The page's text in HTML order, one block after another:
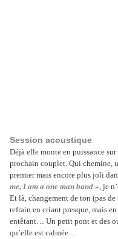
Session acoustique
Déjà elle monte en puissance
prochain couplet. Qui chemine,
premier mais encore plus joli
me, I am a one man band », je
Et là, changement de ton (pas
refrain en criant presque, mais
entêtant… Un petit pont et des
qu’elle est calmée…